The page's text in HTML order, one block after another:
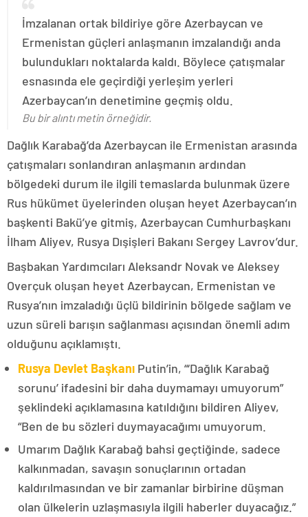
İmzalanan ortak bildiriye göre Azerbaycan ve
Ermenistan güçleri anlaşmanın imzalandığı anda
bulundukları noktalarda kaldı. Böylece çatışmalar
esnasında ele geçirdiği yerleşim yerleri
Azerbaycan’ın denetimine geçmiş oldu.
Bu bir alıntı metin örneğidir.
Dağlık Karabağ’da Azerbaycan ile Ermenistan arasında
çatışmaları sonlandıran anlaşmanın ardından
bölgedeki durum ile ilgili temaslarda bulunmak üzere
Rus hükümet üyelerinden oluşan heyet Azerbaycan’ın
başkenti Bakü’ye gitmiş, Azerbaycan Cumhurbaşkanı
İlham Aliyev, Rusya Dışişleri Bakanı Sergey Lavrov’dur.
Başbakan Yardımcıları Aleksandr Novak ve Aleksey
Overçuk oluşan heyet Azerbaycan, Ermenistan ve
Rusya’nın imzaladığı üçlü bildirinin bölgede sağlam ve
uzun süreli barışın sağlanması açısından önemli adım
olduğunu açıklamıştı.
Rusya Devlet Başkanı Putin’in, “‘Dağlık Karabağ
sorunu’ ifadesini bir daha duymamayı umuyorum”
şeklindeki açıklamasına katıldığını bildiren Aliyev,
“Ben de bu sözleri duymayacağımı umuyorum.
Umarım Dağlık Karabağ bahsi geçtiğinde, sadece
kalkınmadan, savaşın sonuçlarının ortadan
kaldırılmasından ve bir zamanlar birbirine düşman
olan ülkelerin uzlaşmasıyla ilgili haberler duyacağız.”